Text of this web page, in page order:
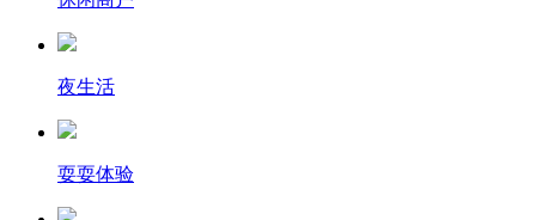
夜生活
耍耍体验